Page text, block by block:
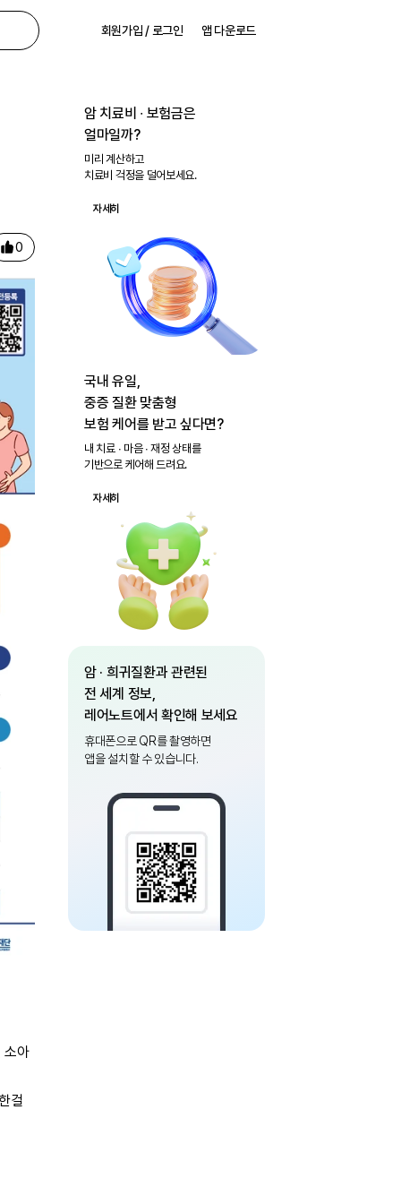
회원가입 / 로그인 앱 다운로드
0
소아
걸
암 치료비 ∙ 보험금은
얼마일까?
미리 계산하고
치료비 걱정을 덜어보세요.
자세히
국내 유일,
중증 질환 맞춤형
보험 케어를 받고 싶다면?
내 치료 ∙ 마음 ∙ 재정 상태를
기반으로 케어해 드려요.
자세히
암 · 희귀질환과 관련된
전 세계 정보,
레어노트에서 확인해 보세요
휴대폰으로 QR를 촬영하면
앱을 설치할 수 있습니다.